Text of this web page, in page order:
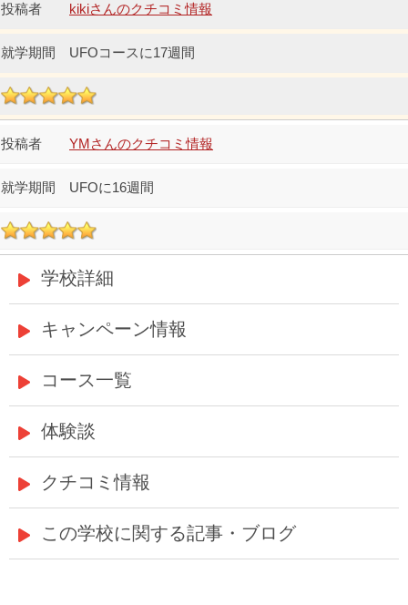
kikiさんのクチコミ情報
UFOコースに17週間
YMさんのクチコミ情報
UFOに16週間
学校詳細
キャンペーン情報
コース一覧
体験談
クチコミ情報
この学校に関する記事・ブログ